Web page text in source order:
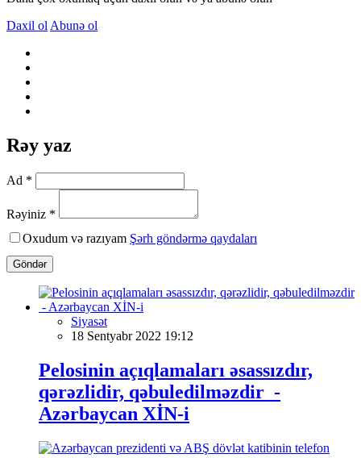
Daxil ol Abunə ol
Rəy yaz
Ad *
Rəyiniz *
Oxudum və razıyam Şərh göndərmə qaydaları
Göndər
Siyasət
18 Sentyabr 2022 19:12
Pelosinin açıqlamaları əsassızdır,
qərəzlidir, qəbuledilməzdir -
Azərbaycan XİN-i